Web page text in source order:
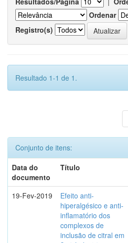
Ordenar
Registro(s)
Resultado 1-1 de 1.
Conjunto de itens:
Data do
documento
Título
19-Fev-2019
Efeito anti-
hiperalgésico e anti-
inflamatório dos
complexos de
inclusão de citral em